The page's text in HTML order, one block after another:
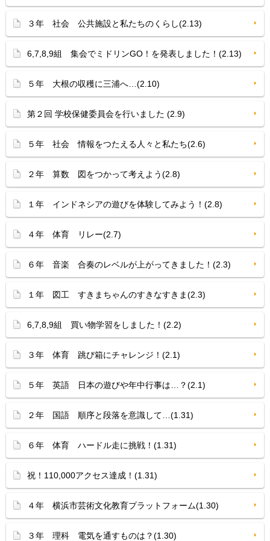
３年 社会 公共施設と私たちのくらし(2.13)
6,7,8,9組 集会でミドリンGO！を発表しました！(2.13)
５年 大根の収穫に三浦へ…(2.10)
第２回 学校保健委員会を行いました (2.9)
５年 社会 情報をつたえる人々と私たち(2.6)
２年 算数 図をつかって考えよう(2.8)
１年 インドネシアの遊びを体験してみよう！(2.8)
４年 体育 リレー(2.7)
６年 音楽 合奏のレベルが上がってきました！(2.3)
１年 図工 すきまちゃんのすきなすきま(2.3)
6,7,8,9組 買い物学習をしました！(2.2)
３年 体育 跳び箱にチャレンジ！(2.1)
５年 英語 日本の遊びや年中行事は…？(2.1)
２年 国語 順序と段落を意識して…(1.31)
６年 体育 ハードル走に挑戦！(1.31)
祝！110,000アクセス達成！(1.31)
４年 横浜市芸術文化教育プラットフォーム(1.30)
３年 理科 電気を通すものは？(1.30)